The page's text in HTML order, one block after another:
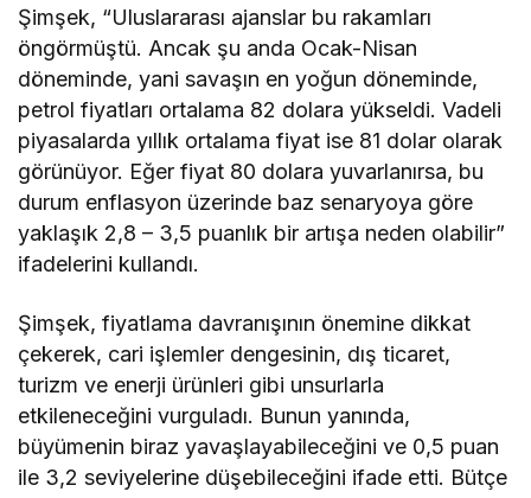
Şimşek, “Uluslararası ajanslar bu rakamları
öngörmüştü. Ancak şu anda Ocak-Nisan
döneminde, yani savaşın en yoğun döneminde,
petrol fiyatları ortalama 82 dolara yükseldi. Vadeli
piyasalarda yıllık ortalama fiyat ise 81 dolar olarak
görünüyor. Eğer fiyat 80 dolara yuvarlanırsa, bu
durum enflasyon üzerinde baz senaryoya göre
yaklaşık 2,8 – 3,5 puanlık bir artışa neden olabilir”
ifadelerini kullandı.
Şimşek, fiyatlama davranışının önemine dikkat
çekerek, cari işlemler dengesinin, dış ticaret,
turizm ve enerji ürünleri gibi unsurlarla
etkileneceğini vurguladı. Bunun yanında,
büyümenin biraz yavaşlayabileceğini ve 0,5 puan
ile 3,2 seviyelerine düşebileceğini ifade etti. Bütçe